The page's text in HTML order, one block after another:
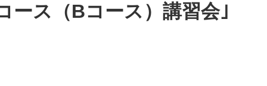
ース（Bコース）講習会｣